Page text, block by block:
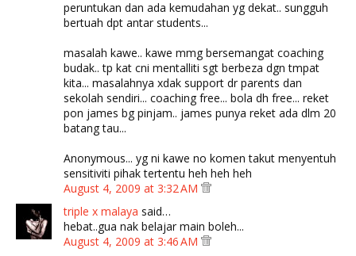
peruntukan dan ada kemudahan yg dekat.. sungguh
bertuah dpt antar students...
masalah kawe.. kawe mmg bersemangat coaching
budak.. tp kat cni mentalliti sgt berbeza dgn tmpat
kita... masalahnya xdak support dr parents dan
sekolah sendiri... coaching free... bola dh free... reket
pon james bg pinjam.. james punya reket ada dlm 20
batang tau...
Anonymous... yg ni kawe no komen takut menyentuh
sensitiviti pihak tertentu heh heh heh
August 4, 2009 at 3:32 AM
triple x malaya said…
hebat..gua nak belajar main boleh...
August 4, 2009 at 3:46 AM